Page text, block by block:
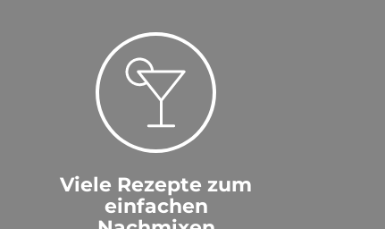
Viele Rezepte zum
einfachen